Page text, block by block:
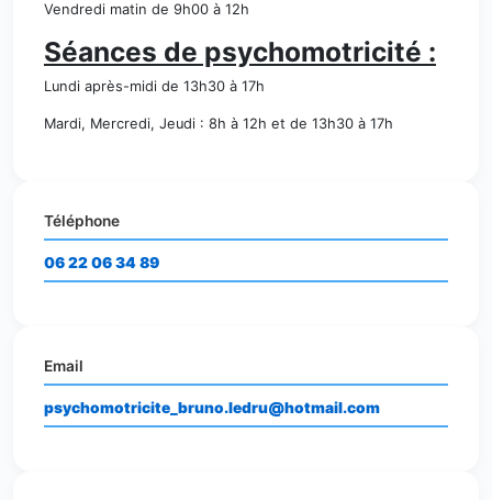
Vendredi matin de 9h00 à 12h
Séances de psychomotricité :
Lundi après-midi de 13h30 à 17h
Mardi, Mercredi, Jeudi : 8h à 12h et de 13h30 à 17h
Téléphone
06 22 06 34 89
Email
psychomotricite_bruno.ledru@hotmail.com